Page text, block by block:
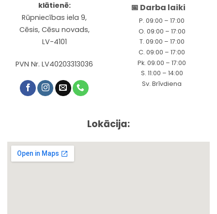
klātienē:
Rūpniecības iela 9,
Cēsis, Cēsu novads,
LV-4101
PVN Nr. LV40203313036
📅 Darba laiki
P. 09:00 – 17:00
O. 09:00 – 17:00
T. 09:00 – 17:00
C. 09:00 – 17:00
Pk. 09:00 – 17:00
S. 11:00 – 14:00
Sv. Brīvdiena
Lokācija: